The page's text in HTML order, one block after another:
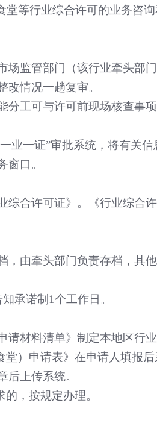
堂等行业综合许可的业务咨
监管部门（该行业牵头部
情况一趟复审。
工可与许可前现场核查事项
一业一证”审批系统，将有关
口。
合许可证》。《行业综合
由牵头部门负责存档，其
承诺制 1个工作日。
申请材料清单》制定本地区行
堂）申请表》在申请人填报
上传系统。
，按规定办理。